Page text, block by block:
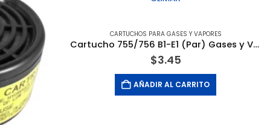
CARTUCHOS PARA GASES Y VAPORES
Cartucho 755/756 B1-E1 (Par) Gases y Vapores Inorgánicos y Dióxido de Azufre. CLIMAX
$3.45
AÑADIR AL CARRITO